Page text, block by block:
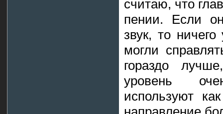
считаю, что
пении. Если
звук, то
могли
гораздо
уровень
используют